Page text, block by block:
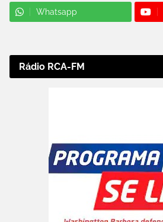
Whatsapp
Rádio RCA-FM